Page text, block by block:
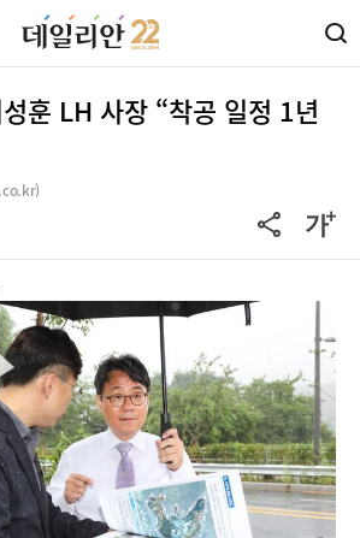
훈 LH 사장 “착공 일정 1년